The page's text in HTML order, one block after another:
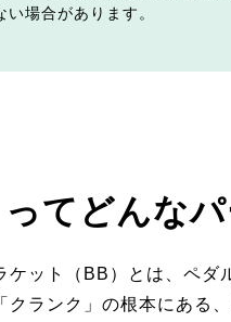
場合があります。
てどんなパ
ケット（BB）とは、ペダ
クランク」の根本にある